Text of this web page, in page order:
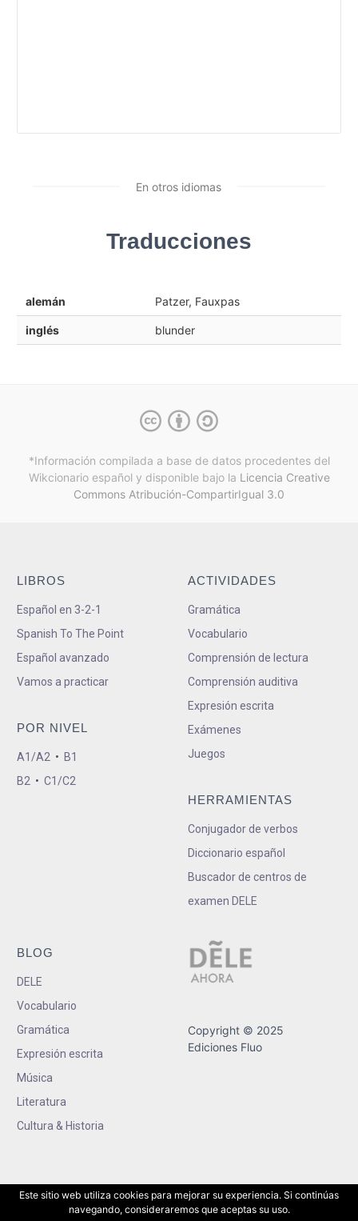
En otros idiomas
Traducciones
alemán Patzer, Fauxpas
inglés blunder
*Información compilada a base de datos procedentes del
Wikcionario español y disponible bajo la Licencia Creative
Commons Atribución-CompartirIgual 3.0
LIBROS
Español en 3-2-1
Spanish To The Point
Español avanzado
Vamos a practicar
POR NIVEL
A1/A2 • B1
B2 • C1/C2
ACTIVIDADES
Gramática
Vocabulario
Comprensión de lectura
Comprensión auditiva
Expresión escrita
Exámenes
Juegos
HERRAMIENTAS
Conjugador de verbos
Diccionario español
Buscador de centros de
examen DELE
BLOG
DELE
Vocabulario
Gramática
Expresión escrita
Música
Literatura
Cultura & Historia
Copyright © 2025
Ediciones Fluo
Este sitio web utiliza cookies para mejorar su experiencia. Si continúas
navegando, consideraremos que aceptas su uso.